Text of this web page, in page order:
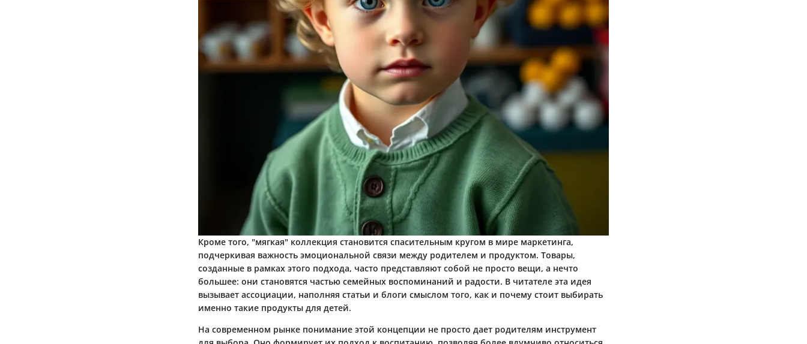
Кроме того, "мягкая" коллекция становится спасительным кругом в мире маркетинга,
подчеркивая важность эмоциональной связи между родителем и продуктом. Товары,
созданные в рамках этого подхода, часто представляют собой не просто вещи, а нечто
большее: они становятся частью семейных воспоминаний и радости. В читателе эта идея
вызывает ассоциации, наполняя статьи и блоги смыслом того, как и почему стоит выбирать
именно такие продукты для детей.
На современном рынке понимание этой концепции не просто дает родителям инструмент